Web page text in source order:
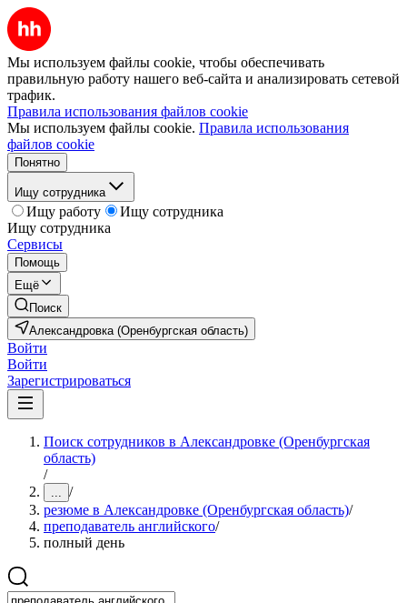
Мы используем файлы cookie, чтобы обеспечивать
правильную работу нашего веб-сайта и анализировать сетевой
трафик.
Правила использования файлов cookie
Мы используем файлы cookie. Правила использования
файлов cookie
Понятно
Ищу сотрудника
Ищу работу
Ищу сотрудника
Ищу сотрудника
Сервисы
Помощь
Ещё
Поиск
Александровка (Оренбургская область)
Войти
Войти
Зарегистрироваться
Поиск сотрудников в Александровке (Оренбургская
область)
/
... /
резюме в Александровке (Оренбургская область)/
преподаватель английского/
полный день